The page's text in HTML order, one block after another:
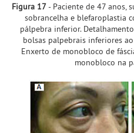
Figura 17- Paciente de 47 anos,
sobrancelha e blefaroplastia
pálpebra inferior.
bolsas palpebrais inferiores
Enxerto de monobloco de
monobloco na